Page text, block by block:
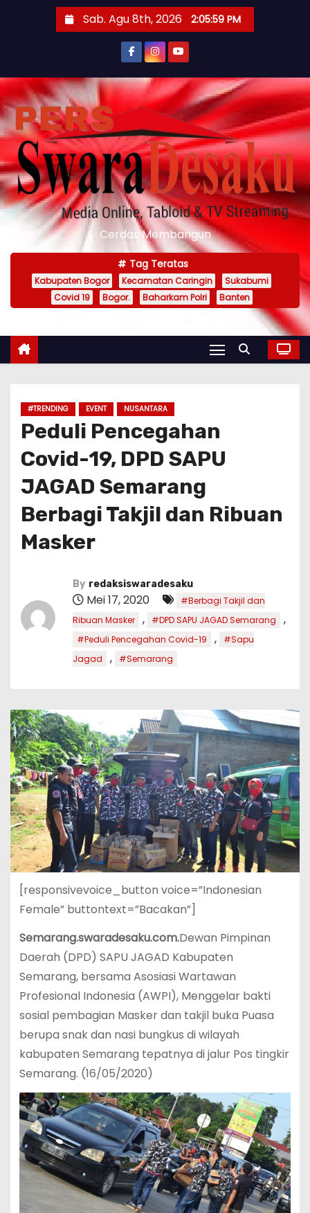
t
o
c
o
n
t
e
Sab. Agu 8th, 2026 2:06:00 PM
Cerdas Membangun
Tag Teratas
Kabupaten Bogor Kecamatan Caringin
Sukabumi
Covid 19
Bogor. Baharkam Polri Banten
#TRENDING EVENT NUSANTARA
Peduli Pencegahan
Covid-19, DPD SAPU
JAGAD Semarang
Berbagi Takjil dan Ribuan
Masker
By redaksiswaradesaku
Mei 17, 2020
#Berbagi Takjil dan
Ribuan Masker
, #DPD SAPU JAGAD Semarang ,
#Peduli Pencegahan Covid-19 ,
#Sapu
Jagad
, #Semarang
[responsivevoice_button voice=”Indonesian
Female” buttontext=”Bacakan”]
Semarang.swaradesaku.com.Dewan Pimpinan
Daerah (DPD) SAPU JAGAD Kabupaten
Semarang, bersama Asosiasi Wartawan
Profesional Indonesia (AWPI), Menggelar bakti
sosial pembagian Masker dan takjil buka Puasa
berupa snak dan nasi bungkus di wilayah
kabupaten Semarang tepatnya di jalur Pos tingkir
Semarang. (16/05/2020)